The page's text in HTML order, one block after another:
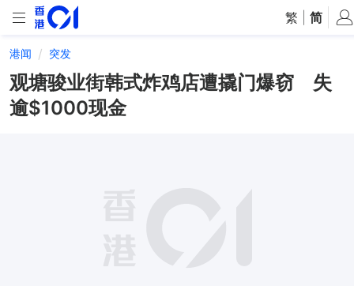
繁 简
港闻 突发
观塘骏业街韩式炸鸡店遭撬门爆窃 失
逾$1000现金